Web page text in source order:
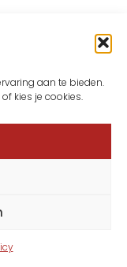
aan te bieden.
kies je cookies.